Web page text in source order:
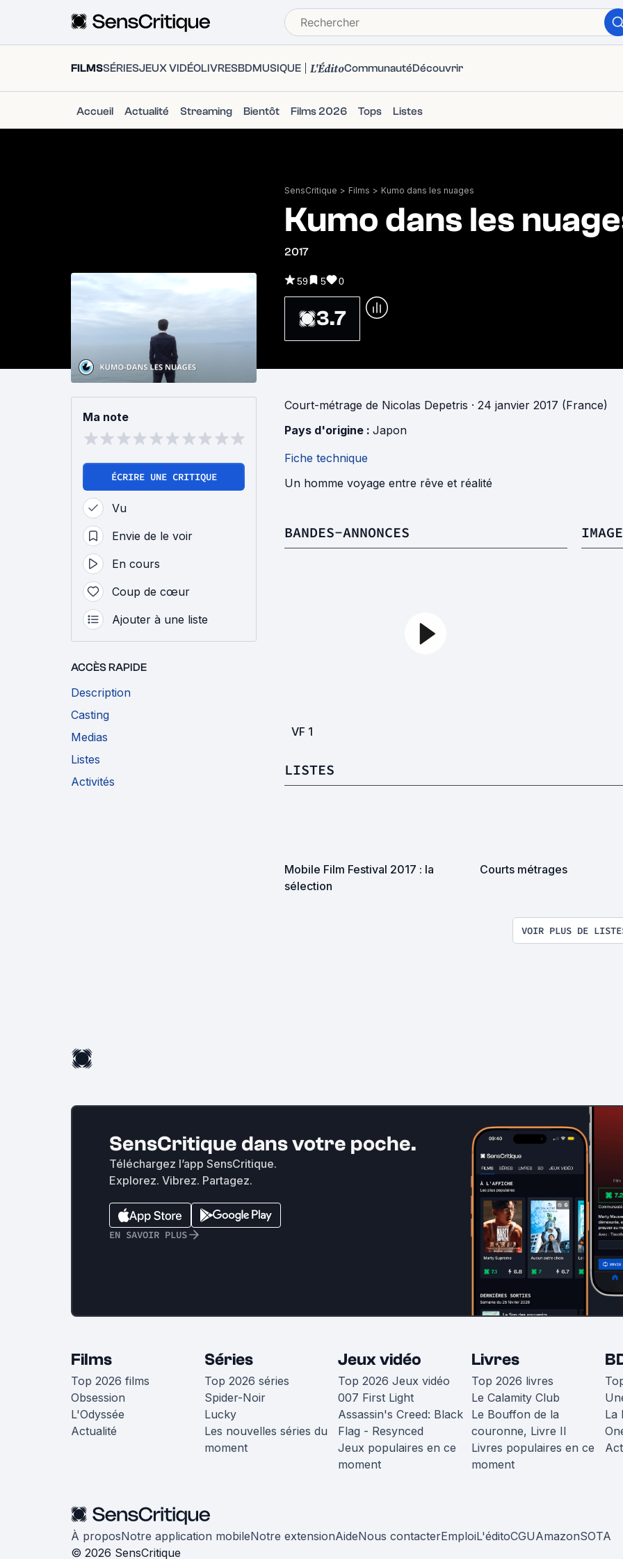
FILMSSÉRIESJEUX VIDÉOLIVRESBDMUSIQUE L'ÉditoCommunautéDécouvrir
Accueil Actualité Streaming Bientôt Films 2026 Tops Listes
SensCritique > Films > Kumo dans les nuages
Kumo dans les
2017
59 5 0
3.7
Ma note
ÉCRIRE UNE CRITIQUE
Vu
Envie de le voir
En cours
Coup de cœur
Ajouter à une liste
ACCÈS RAPIDE
Description
Casting
Medias
Listes
Activités
Court-métrage de Nicolas Depetris · 24 janvier 2017 (France)
Pays d'origine : Japon
Fiche technique
Un homme voyage entre rêve et réalité
BANDES-ANNONCES
VF 1
LISTES
Mobile Film Festival 2017 : la
sélection
Courts métrages
VOIR PLUS DE
SensCritique dans votre poche.
Téléchargez l’app SensCritique.
Explorez. Vibrez. Partagez.
EN SAVOIR PLUS
Films
Top 2026 films
Obsession
L'Odyssée
Actualité
Séries
Top 2026 séries
Spider-Noir
Lucky
Les nouvelles séries du
moment
Jeux vidéo
Top 2026 Jeux vidéo
007 First Light
Assassin's Creed: Black
Flag - Resynced
Jeux populaires en ce
moment
Livres
Top 2026 livres
Le Calamity Club
Le Bouffon de la
couronne, Livre II
Livres populaires en ce
moment
La
À proposNotre application mobileNotre extensionAideNous contacterEmploiL'éditoCGUAmazonSOTA
© 2026 SensCritique